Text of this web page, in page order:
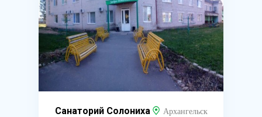
Санаторий Солониха Архангельск